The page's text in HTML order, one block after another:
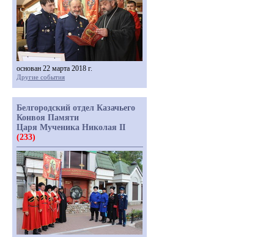
основан 22 марта 2018 г.
Другие события
Белгородский отдел Казачьего
Конвоя Памяти
Царя Мученика Николая II
(233)